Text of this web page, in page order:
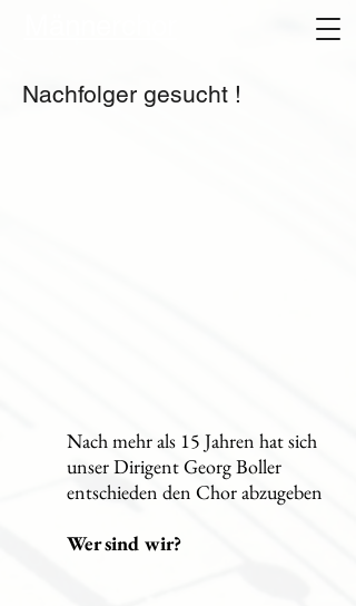
Nachfolger gesucht !
Nach mehr als 15 Jahren hat sich
unser Dirigent Georg Boller
entschieden den Chor abzugeben
Wer sind wir?